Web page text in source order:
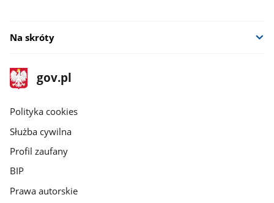
Na skróty
stopka
gov.pl
Strona
gov.pl
gov.pl
Polityka cookies
Służba cywilna
Profil zaufany
BIP
Prawa autorskie